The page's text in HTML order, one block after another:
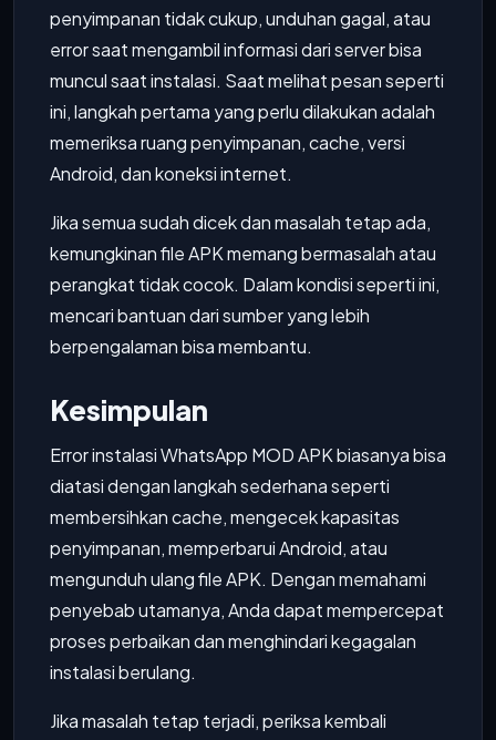
penyimpanan tidak cukup, unduhan gagal, atau
error saat mengambil informasi dari server bisa
muncul saat instalasi. Saat melihat pesan seperti
ini, langkah pertama yang perlu dilakukan adalah
memeriksa ruang penyimpanan, cache, versi
Android, dan koneksi internet.
Jika semua sudah dicek dan masalah tetap ada,
kemungkinan file APK memang bermasalah atau
perangkat tidak cocok. Dalam kondisi seperti ini,
mencari bantuan dari sumber yang lebih
berpengalaman bisa membantu.
Kesimpulan
Error instalasi WhatsApp MOD APK biasanya bisa
diatasi dengan langkah sederhana seperti
membersihkan cache, mengecek kapasitas
penyimpanan, memperbarui Android, atau
mengunduh ulang file APK. Dengan memahami
penyebab utamanya, Anda dapat mempercepat
proses perbaikan dan menghindari kegagalan
instalasi berulang.
Jika masalah tetap terjadi, periksa kembali